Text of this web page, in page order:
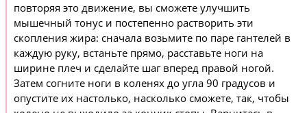
повторяя это движение, вы сможете улучшить
мышечный тонус и постепенно растворить эти
скопления жира: сначала возьмите по паре гантелей в
каждую руку, встаньте прямо, расставьте ноги на
ширине плеч и сделайте шаг вперед правой ногой.
Затем согните ноги в коленях до угла 90 градусов и
опустите их настолько, насколько сможете, так, чтобы